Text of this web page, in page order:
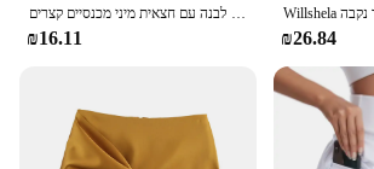
₪16.11 ₪26.84